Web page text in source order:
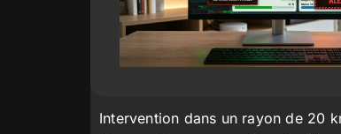
Intervention dans un rayon de 20